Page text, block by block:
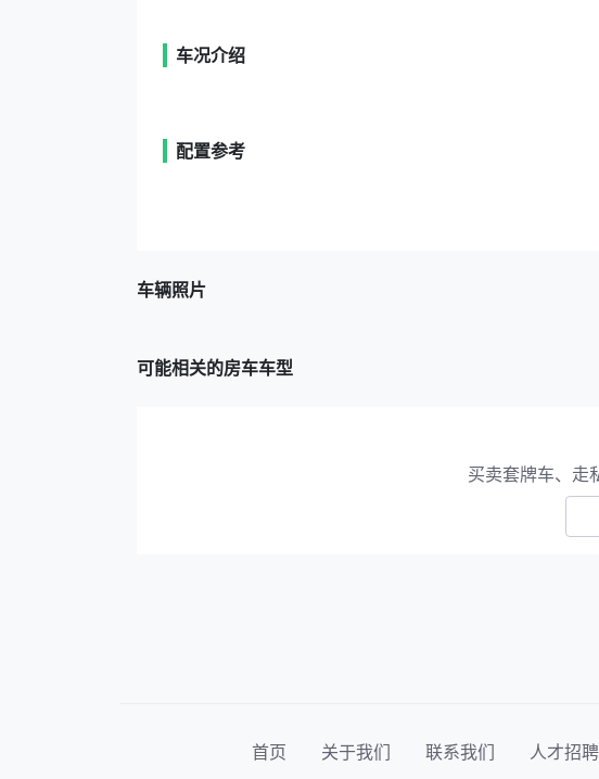
车况介绍
配置参考
车辆照片
可能相关的房车车型
买卖套牌车、走
首页 关于我们 联系我们 人才招聘